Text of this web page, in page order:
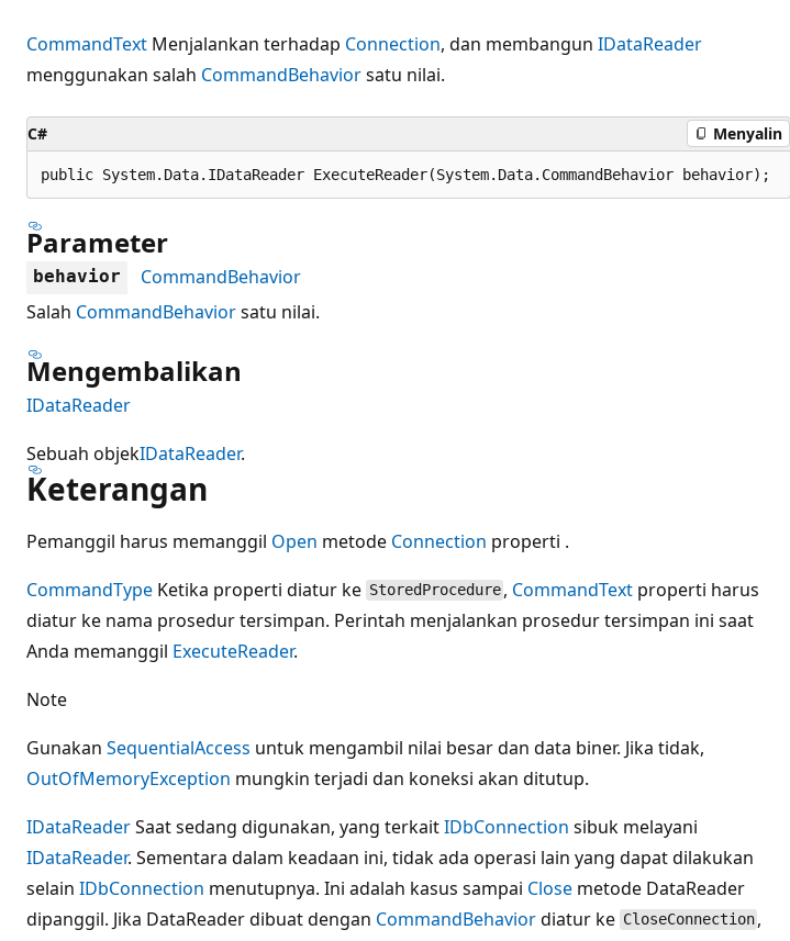
CommandText Menjalankan terhadap Connection, dan membangun IDataReader
menggunakan salah CommandBehaviorsatu nilai.
C# Menyalin
public System.Data.IDataReader ExecuteReader(System.Data.CommandBehavior behavior);
Parameter
behavior
CommandBehavior
Salah CommandBehaviorsatu nilai.
Mengembalikan
IDataReader
Sebuah objekIDataReader.
Keterangan
Pemanggil harus memanggil Open metode Connection properti .
CommandType Ketika properti diatur ke StoredProcedure , CommandText properti harus
diatur ke nama prosedur tersimpan. Perintah menjalankan prosedur tersimpan ini saat
Anda memanggil ExecuteReader.
Note
Gunakan SequentialAccess untuk mengambil nilai besar dan data biner. Jika tidak,
OutOfMemoryException mungkin terjadi dan koneksi akan ditutup.
IDataReaderSaat sedang digunakan, yang terkaitIDbConnection sibuk melayani
IDataReader. Sementara dalam keadaan ini, tidak ada operasi lain yang dapat dilakukan
selain IDbConnection menutupnya. Ini adalah kasus sampai Close metode DataReader
dipanggil. Jika DataReader dibuat dengan CommandBehaviordiatur ke CloseConnection ,